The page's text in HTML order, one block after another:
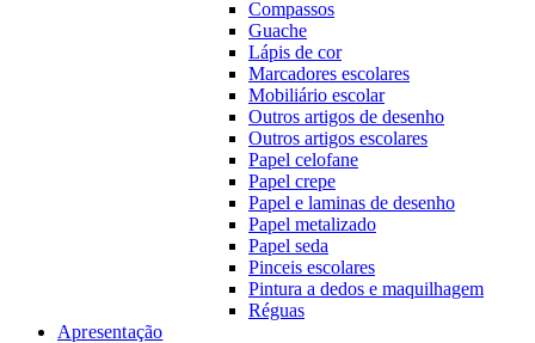
Compassos
Guache
Lápis de cor
Marcadores escolares
Mobiliário escolar
Outros artigos de desenho
Outros artigos escolares
Papel celofane
Papel crepe
Papel e laminas de desenho
Papel metalizado
Papel seda
Pinceis escolares
Pintura a dedos e maquilhagem
Réguas
Apresentação